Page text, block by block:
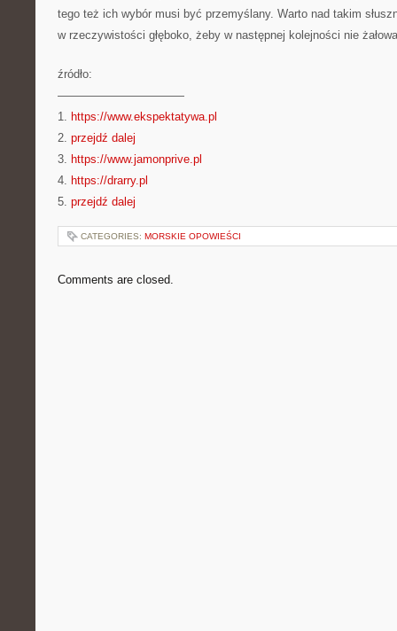
tego też ich wybór musi być przemyślany. Warto nad takim
w rzeczywistości głęboko, żeby w następnej kolejności nie
źródło:
———————————
1. https://www.ekspektatywa.pl
2. przejdź dalej
3. https://www.jamonprive.pl
4. https://drarry.pl
5. przejdź dalej
CATEGORIES: MORSKIE OPOWIEŚCI
Comments are closed.